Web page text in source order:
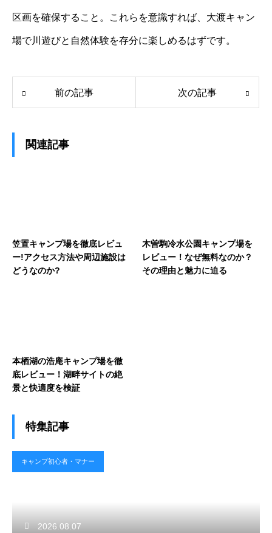
区画を確保すること。これらを意識すれば、大渡キャン
場で川遊びと自然体験を存分に楽しめるはずです。
前の記事 次の記事
関連記事
笠置キャンプ場を徹底レビュ
ー!アクセス方法や周辺施設は
どうなのか?
木曽駒冷水公園キャンプ場を
レビュー！なぜ無料なのか？
その理由と魅力に迫る
本栖湖の浩庵キャンプ場を徹
底レビュー！湖畔サイトの絶
景と快適度を検証
特集記事
キャンプ初心者・マナー
2026.08.07